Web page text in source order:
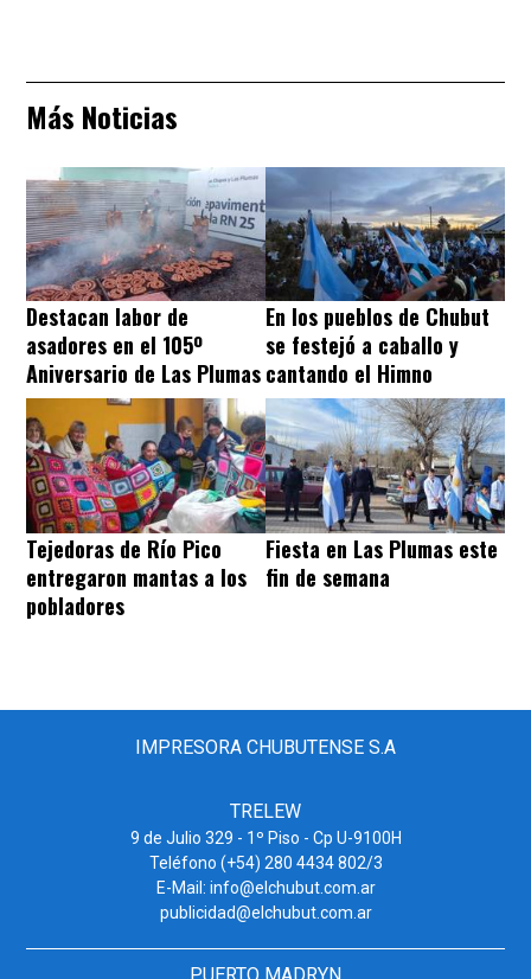
Más Noticias
Destacan labor de
asadores en el 105º
Aniversario de Las Plumas
En los pueblos de Chubut
se festejó a caballo y
cantando el Himno
Tejedoras de Río Pico
entregaron mantas a los
pobladores
Fiesta en Las Plumas este
fin de semana
IMPRESORA CHUBUTENSE S.A
TRELEW
9 de Julio 329 - 1º Piso - Cp U-9100H
Teléfono (+54) 280 4434 802/3
E-Mail: info@elchubut.com.ar
publicidad@elchubut.com.ar
PUERTO MADRYN